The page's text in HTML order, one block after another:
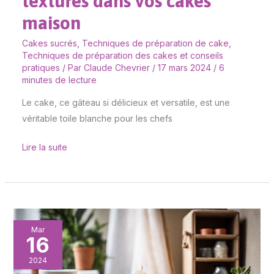
maison
Cakes sucrés Techniques de préparation de cake
Techniques de préparation des cakes et conseils
pratiques / Par Claude Chevrier / 17 mars 2024 / 6
minutes de lecture
Le cake, ce gâteau si délicieux et versatile, est une
véritable toile blanche pour les chefs
Lire la suite
Mar
16
2024
Techniques
avancées
de